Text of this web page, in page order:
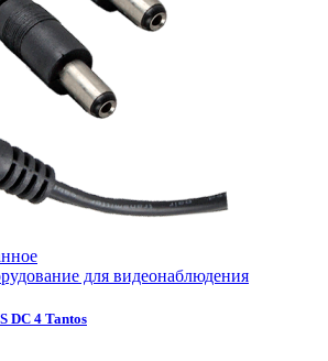
для видеонаблюдения
DC 4 Tantos